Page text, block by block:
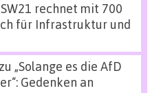
rechnet mit 700
für Infrastruktur und
„Solange es die AfD
Gedenken an